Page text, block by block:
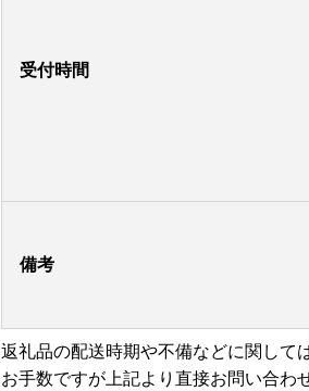
受付時間
備考
返礼品の配送時期や不備などに関して
お手数ですが上記より直接お問い合わ